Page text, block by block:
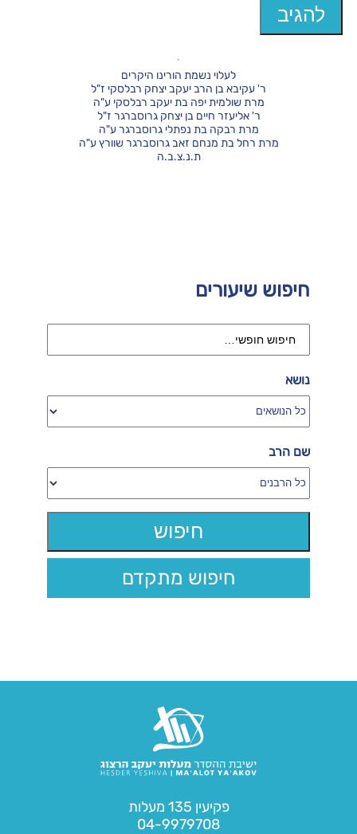
חיפוש שיעורים
נושא
שם הרב
חיפוש מתקדם
לעלוי נשמת הורינו היקרים
ר' עקיבא בן הרב יעקב יצחק רבלסקי ז"ל
מרת שולמית יפה בת יעקב רבלסקי ע"ה
ר' אליעזר חיים בן יצחק גרוסברגר ז"ל
מרת רבקה בת נפתלי גרוסברגר ע"ה
מרת רחל בת מנחם זאב גרוסברגר שוורץ ע"ה
ת.נ.צ.ב.ה
פקיעין 135 מעלות
04-9979708